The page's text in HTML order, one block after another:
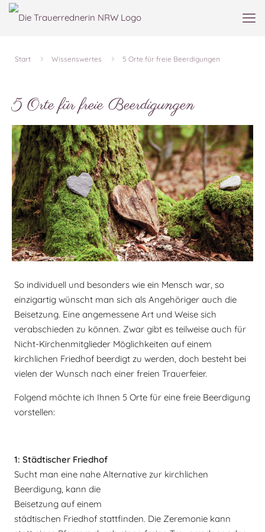
Start Wissenswertes 5 Orte für freie Beerdigungen
5 Orte für freie Beerdigungen
So individuell und besonders wie ein Mensch war, so
einzigartig wünscht man sich als Angehöriger auch die
Beisetzung. Eine angemessene Art und Weise sich
verabschieden zu können. Zwar gibt es teilweise auch für
Nicht-Kirchenmitglieder Möglichkeiten auf einem
kirchlichen Friedhof beerdigt zu werden, doch besteht bei
vielen der Wunsch nach einer freien Trauerfeier.
Folgend möchte ich Ihnen 5 Orte für eine freie Beerdigung
vorstellen:
1: Städtischer Friedhof
Sucht man eine nahe Alternative zur kirchlichen
Beerdigung, kann die
Beisetzung auf einem
städtischen Friedhof stattfinden. Die Zeremonie kann